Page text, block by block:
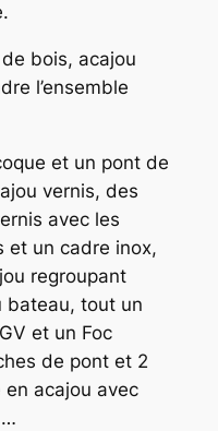
bois, acajou
l’ensemble
et un pont de
vernis, des
avec les
et un cadre inox,
regroupant
tout un
et un Foc
de pont et 2
acajou avec